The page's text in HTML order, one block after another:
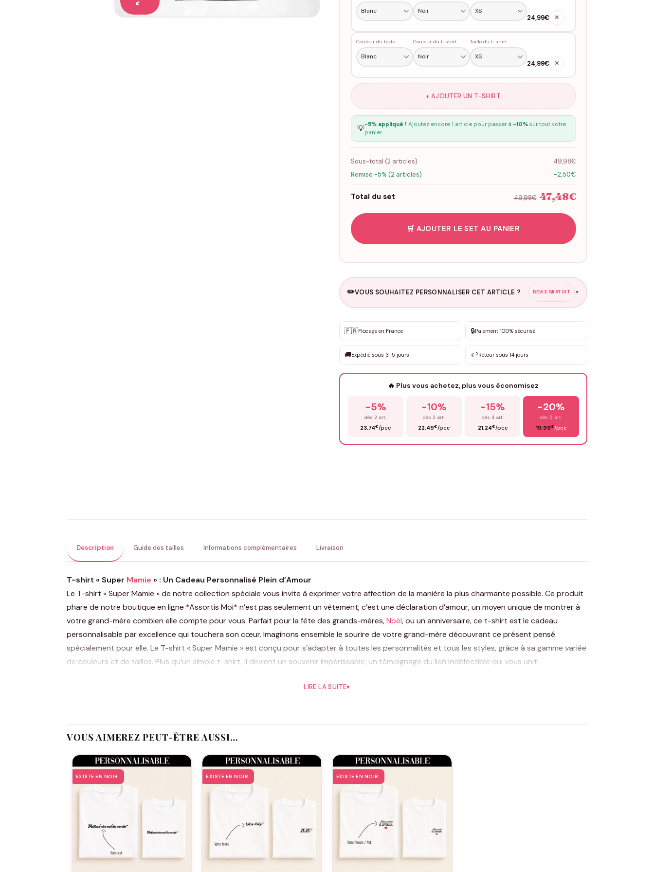
24,99€ ✕
Couleur du texte Couleur du t-shirt Taille du t-shirt
24,99€ ✕
+ AJOUTER UN T-SHIRT
💡-5% appliqué ! Ajoutez encore 1 article pour passer à -10%sur tout votre
panier.
Sous-total (2articles)
49,98€
Remise -5% (2 articles)
-2,50€
Total du set 49,98€ 47,48€
🛒 AJOUTER LE SET AU PANIER
✏️VOUS SOUHAITEZ PERSONNALISER CET ARTICLE ? DEVIS GRATUIT ▼
✨ Personnalisation sur mesure
DEVIS GRATUIT · Personnalisation de 3 à 10€ selon la demande
Que souhaitez-vous ?
🇫🇷Flocage en France 🔒Paiement 100% sécurisé
🚚Expédié sous 3-5 jours ↩️Retour sous 14 jours
🔥 Plus vous achetez, plus vous économisez
-5%
dès 2 art.
23,74€/pce
-10%
dès 3 art.
22,49€/pce
-15%
dès 4 art.
21,24€/pce
-20%
dès 5 art.
19,99€/pce
Description Guide des tailles Informations complémentaires Livraison
T-shirt « Super Mamie » : Un Cadeau Personnalisé Plein d’Amour
Le T-shirt « Super Mamie » de notre collection spéciale vous invite à exprimer votre affection de la manière la plus charmante possible. Ce produit
phare de notre boutique en ligne *Assortis Moi* n’est pas seulement un vêtement; c’est une déclaration d’amour, un moyen unique de montrer à
votre grand-mère combien elle compte pour vous. Parfait pour la fête des grands-mères,Noël, ou un anniversaire, ce t-shirt est le cadeau
personnalisable par excellence qui touchera son cœur. Imaginons ensemble le sourire de votre grand-mère découvrant ce présent pensé
spécialement pour elle. Le T-shirt « Super Mamie » est conçu pour s’adapter à toutes les personnalités et tous les styles, grâce à sa gamme variée
de couleurs et de tailles. Plus qu’un simple t-shirt, il devient un souvenir impérissable, un témoignage du lien indéfectible qui vous unit.
dans un tissu de qualité supérieure, assurant confort et durabilité. Imaginez ce t-shirt enveloppant votre grand-mère d’une douce étreinte, lui
promesse d’un sourire, d’un moment partagé qui restera gravé dans les mémoires. En offrant ce t-shirt, vous ne faîtes pas que gâter votre grand-
mère; vous lui offrez une pièce de votre cœur.
LIRE LA SUITE▾
VOUS AIMEREZ PEUT-ÊTRE AUSSI…
EXISTE EN NOIR EXISTE EN NOIR EXISTE EN NOIR